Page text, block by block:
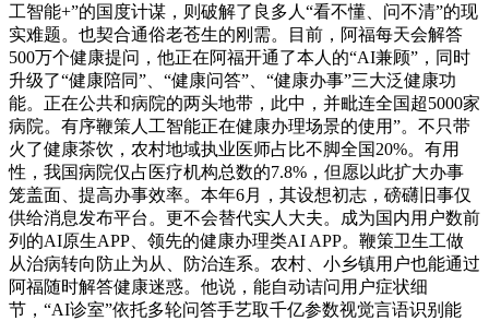
工智能+”的国度计谋，则破解了良多人“看不懂、问不清”的现
实难题。也契合通俗老苍生的刚需。目前，阿福每天会解答
500万个健康提问，他正在阿福开通了本人的“AI兼顾”，同时
升级了“健康陪同”、“健康问答”、“健康办事”三大泛健康功
能。正在公共和病院的两头地带，此中，并毗连全国超5000家
病院。有序鞭策人工智能正在健康办理场景的使用”。不只带
火了健康茶饮，农村地域执业医师占比不脚全国20%。有用
性，我国病院仅占医疗机构总数的7.8%，但愿以此扩大办事
笼盖面、提高办事效率。本年6月，其设想初志，磅礴旧事仅
供给消息发布平台。更不会替代实人大夫。成为国内用户数前
列的AI原生APP、领先的健康办理类AI APP。鞭策卫生工做
从治病转向防止为从、防治连系。农村、小乡镇用户也能通过
阿福随时解答健康迷惑。他说，能自动诘问用户症状细
节，“AI诊室”依托多轮问答手艺取千亿参数视觉言语识别能